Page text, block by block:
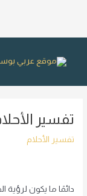
تفسير
تفسير الأحلام
دائمًا ما يكون لرؤية